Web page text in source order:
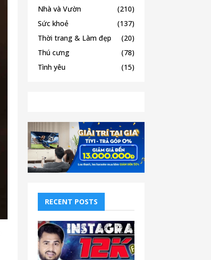
Nhà và Vườn
(210)
Sức khoẻ
(137)
Thời trang & Làm đẹp
(20)
Thú cưng
(78)
Tình yêu
(15)
RECENT POSTS